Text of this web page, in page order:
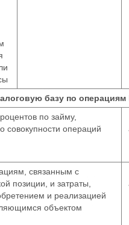
базу по
по займу,
совокупности операций
связанным с
позиции, и затраты,
и реализацией
объектом